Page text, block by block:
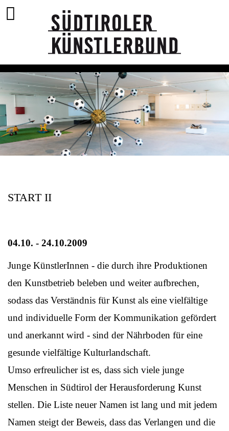
START II
04.10. - 24.10.2009
Junge KünstlerInnen - die durch ihre Produktionen
den Kunstbetrieb beleben und weiter aufbrechen,
sodass das Verständnis für Kunst als eine vielfältige
und individuelle Form der Kommunikation gefördert
und anerkannt wird - sind der Nährboden für eine
gesunde vielfältige Kulturlandschaft.
Umso erfreulicher ist es, dass sich viele junge
Menschen in Südtirol der Herausforderung Kunst
stellen. Die Liste neuer Namen ist lang und mit jedem
Namen steigt der Beweis, dass das Verlangen und die